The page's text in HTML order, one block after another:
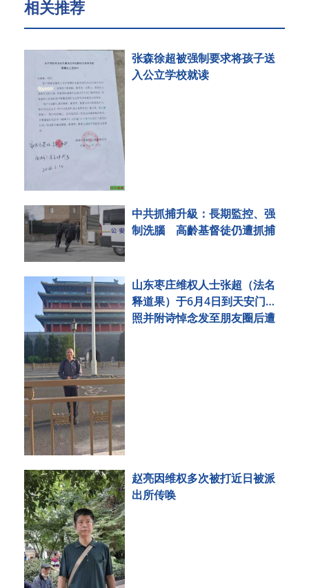
相关推荐
张森徐超被强制要求将孩子送
入公立学校就读
中共抓捕升級：長期監控、强
制洗腦 高齡基督徒仍遭抓捕
山东枣庄维权人士张超（法名
释道果）于6月4日到天安门拍
照并附诗悼念发至朋友圈后遭
赵亮因维权多次被打近日被派
出所传唤